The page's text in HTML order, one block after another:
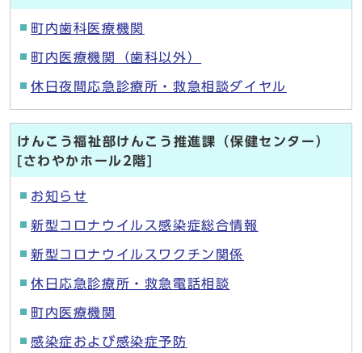
町内歯科医療機関
町内医療機関（歯科以外）
休日夜間応急診療所・救急相談ダイヤル
けんこう福祉部けんこう推進課（保健センター）
[さわやかホール2階]
お知らせ
新型コロナウイルス感染症総合情報
新型コロナウイルスワクチン関係
休日応急診療所・救急電話相談
町内医療機関
感染症および感染症予防